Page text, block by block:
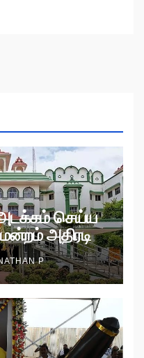
அடக்கம் செய்ய
அதிரடி
P